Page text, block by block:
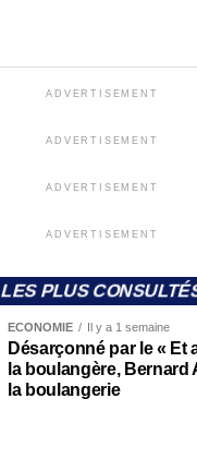
ADVERTISEMENT
ADVERTISEMENT
ADVERTISEMENT
ADVERTISEMENT
LES PLUS
ECONOMIE Il y a 1 semaine
Désarçonné par le « Et
la boulangère, Bernard
la boulangerie